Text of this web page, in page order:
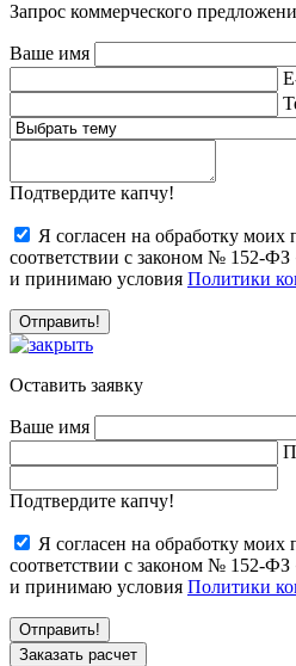
Запрос коммерческого
Ваше имя
Подтвердите капчу!
Я согласен на обработку
соответствии с законом № 152-
и принимаю условия Политики
Оставить заявку
Ваше имя
Подтвердите капчу!
Я согласен на обработку
соответствии с законом № 152-
и принимаю условия Политики
Заказать расчет